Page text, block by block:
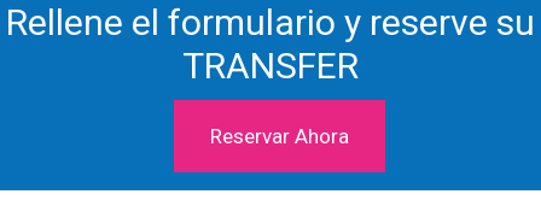
Rellene el formulario y reserve su
TRANSFER
Reservar Ahora